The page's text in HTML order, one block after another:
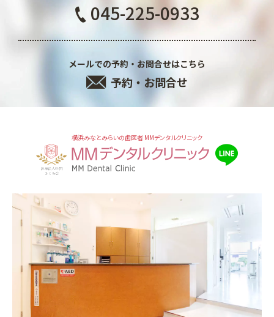
045-225-0933
メールでの予約・お問合せはこちら
予約・お問合せ
横浜みなとみらいの歯医者 MMデンタルクリニック